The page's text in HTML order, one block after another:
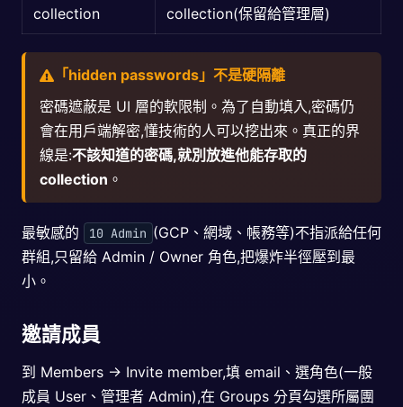
collection
collection(保留給管理層)
「hidden passwords」不是硬隔離
密碼遮蔽是 UI 層的軟限制。為了自動填入,密碼仍
會在用戶端解密,懂技術的人可以挖出來。真正的界
線是:不該知道的密碼,就別放進他能存取的
collection 。
最敏感的 10 Admin (GCP、網域、帳務等)不指派給任何
群組,只留給 Admin / Owner 角色,把爆炸半徑壓到最
小。
邀請成員
到 Members → Invite member,填 email、選角色(一般
成員 User、管理者 Admin),在 Groups 分頁勾選所屬團